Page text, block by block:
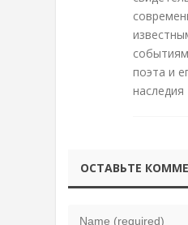
поэта и
наследия
ОСТАВЬТЕ